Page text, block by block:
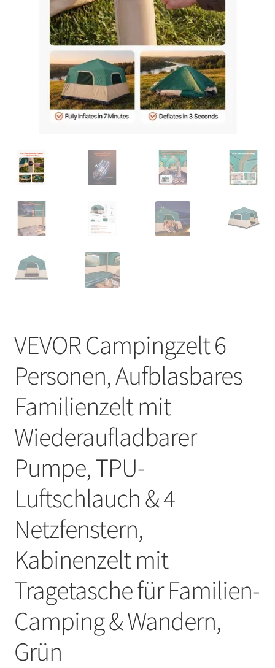
VEVOR Campingzelt 6
Personen, Aufblasbares
Familienzelt mit
Wiederaufladbarer
Pumpe, TPU-
Luftschlauch & 4
Netzfenstern,
Kabinenzelt mit
Tragetasche für Familien-
Camping & Wandern,
Grün